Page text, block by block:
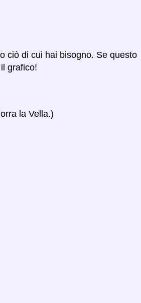
ciò di cui hai bisogno. Se questo
grafico!
la Vella.)